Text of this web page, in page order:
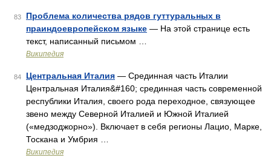
83
Проблема количества рядов гуттуральных в
праиндоевропейском языке — На этой странице есть
текст, написанный письмом …
Википедия
84 Центральная Италия — Срединная часть Италии
Центральная Италия&#160; срединная часть современной
республики Италия, своего рода переходное, связующее
звено между Северной Италией и Южной Италией
(«медзоджорно»). Включает в себя регионы Лацио, Марке,
Тоскана и Умбрия …
Википедия